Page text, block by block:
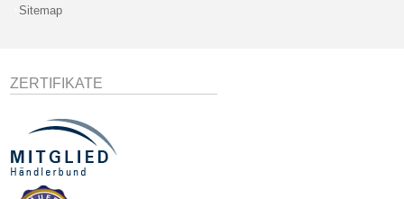
Sitemap
ZERTIFIKATE